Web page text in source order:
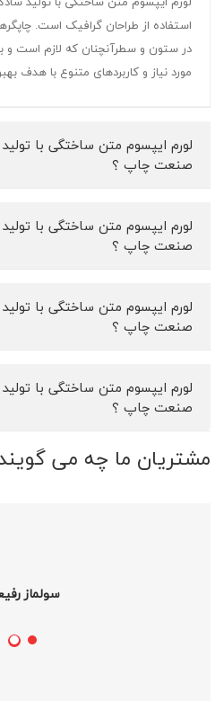
استفاده از طراحان گرافیک است.
در ستون و سطرآنچنان که لازم است و
مورد نیاز و کاربردهای متنوع با هدف
لورم ایپسوم متن ساختگی با
صنعت چاپ ؟
لورم ایپسوم متن ساختگی با
صنعت چاپ ؟
لورم ایپسوم متن ساختگی با
صنعت چاپ ؟
لورم ایپسوم متن ساختگی با
صنعت چاپ ؟
مشتریان ما چه می
سولماز